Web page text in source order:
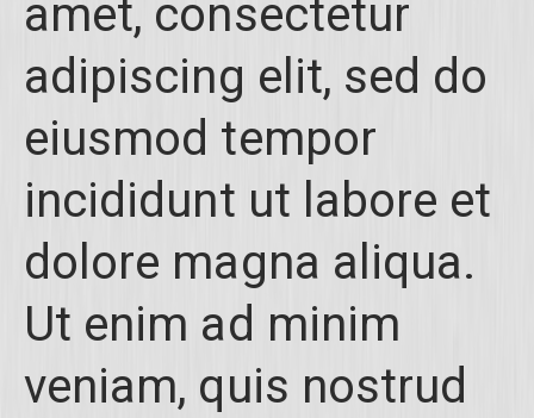
amet, consectetur
adipiscing elit, sed do
eiusmod tempor
incididunt ut labore et
dolore magna aliqua.
Ut enim ad minim
veniam, quis nostrud